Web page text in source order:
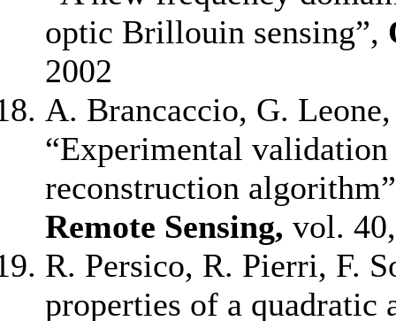
optic Brillouin sensing”,
2002
A. Brancaccio, G.
“Experimental validation
reconstruction
Remote Sensing, vol.
R. Persico, R. Pierri, F.
properties of a quadratic